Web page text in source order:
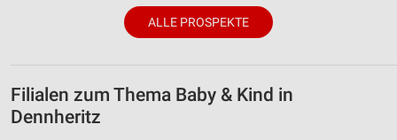
ALLE PROSPEKTE
Filialen zum Thema Baby & Kind in
Dennheritz